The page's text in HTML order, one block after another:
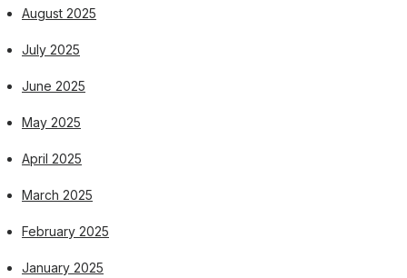
August 2025
July 2025
June 2025
May 2025
April 2025
March 2025
February 2025
January 2025